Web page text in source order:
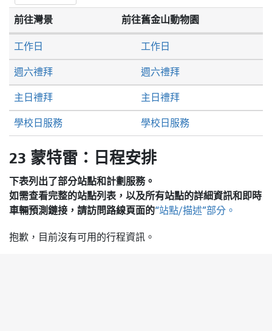
前往灣景 前往舊金山動物園
週六禮拜 週六禮拜
主日禮拜 主日禮拜
工作日 工作日
學校日服務 學校日服務
23 蒙特雷：日程安排
下表列出了部分站點和計劃服務。
如需查看完整的站點列表，以及所有站點的詳細資訊和即時
車輛預測鏈接，請訪問路線頁面的“站點/描述”部分。
抱歉，目前沒有可用的行程資訊。